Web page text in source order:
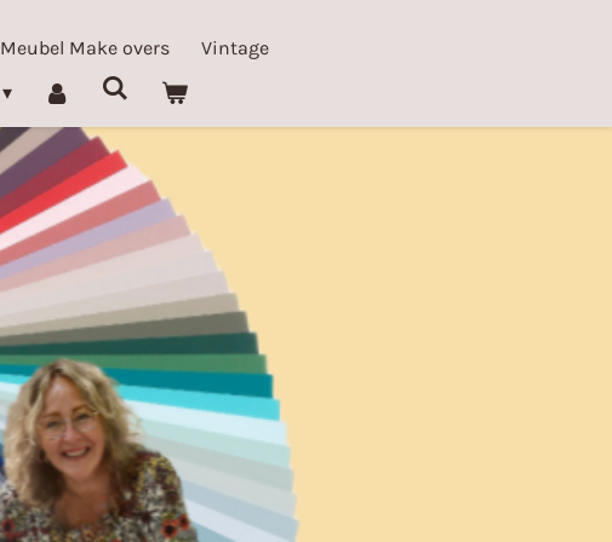
Meubel Make overs
Vintage